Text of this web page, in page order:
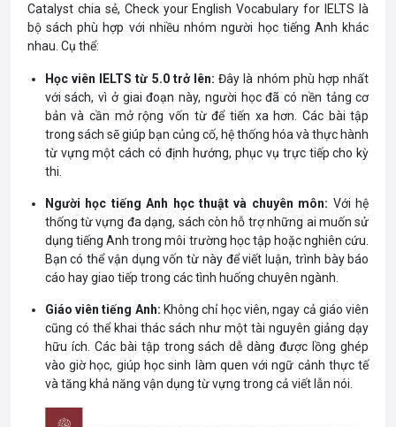
Catalyst chia sẻ, Check your English Vocabulary for IELTS là
bộ sách phù hợp với nhiều nhóm người học tiếng Anh khác
nhau. Cụ thể:
Học viên IELTS từ 5.0 trở lên:Đây là nhóm phù hợp nhất
với sách, vì ở giai đoạn này, người học đã có nền tảng cơ
bản và cần mở rộng vốn từ để tiến xa hơn. Các bài tập
trong sách sẽ giúp bạn củng cố, hệ thống hóa và thực hành
từ vựng một cách có định hướng, phục vụ trực tiếp cho kỳ
thi.
Người học tiếng Anh học thuật và chuyên môn: Với hệ
thống từ vựng đa dạng, sách còn hỗ trợ những ai muốn sử
dụng tiếng Anh trong môi trường học tập hoặc nghiên cứu.
Bạn có thể vận dụng vốn từ này để viết luận, trình bày báo
cáo hay giao tiếp trong các tình huống chuyên ngành.
Giáo viên tiếng Anh: Không chỉ học viên, ngay cả giáo viên
cũng có thể khai thác sách như một tài nguyên giảng dạy
hữu ích. Các bài tập trong sách dễ dàng được lồng ghép
vào giờ học, giúp học sinh làm quen với ngữ cảnh thực tế
và tăng khả năng vận dụng từ vựng trong cả viết lẫn nói.